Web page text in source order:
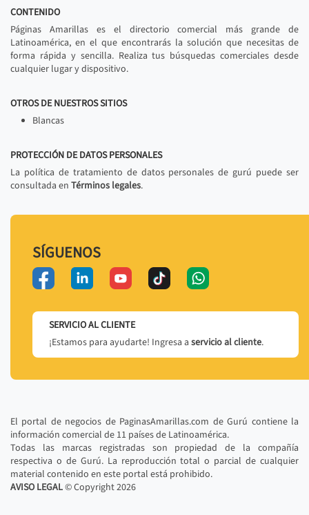
CONTENIDO
Páginas Amarillas es el directorio comercial más grande de
Latinoamérica, en el que encontrarás la solución que necesitas de
forma rápida y sencilla. Realiza tus búsquedas comerciales desde
cualquier lugar y dispositivo.
OTROS DE NUESTROS SITIOS
Blancas
PROTECCIÓN DE DATOS PERSONALES
La política de tratamiento de datos personales de gurú puede ser
consultada en Términos legales.
SÍGUENOS
SERVICIO AL CLIENTE
¡Estamos para ayudarte! Ingresa a servicio al cliente.
El portal de negocios de PaginasAmarillas.com de Gurú contiene la
información comercial de 11 países de Latinoamérica.
Todas las marcas registradas son propiedad de la compañía
respectiva o de Gurú. La reproducción total o parcial de cualquier
material contenido en este portal está prohibido.
AVISO LEGAL© Copyright2026